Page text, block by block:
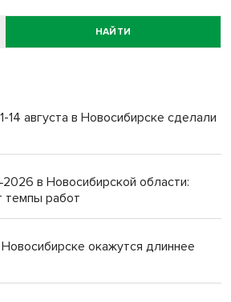
НАЙТИ
14 августа в Новосибирске сделали
в Новосибирской области:
темпы работ
окажутся длиннее